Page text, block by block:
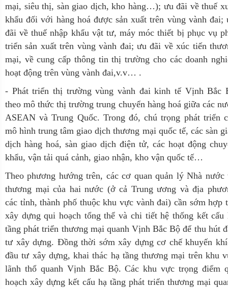
mại, siêu thị, sàn giao dịch, kho hàng…); ưu đãi về thuế
khẩu đối với hàng hoá được sản xuất trên vùng vành đai;
đãi về thuế nhập khẩu vật tư, máy móc thiết bị phục vụ
triển sản xuất trên vùng vành đai; ưu đãi về xúc tiến
mại, về cung cấp thông tin thị trường cho các doanh
hoạt động trên vùng vành đai,v.v… .
- Phát triển thị trường vùng vành đai kinh tế Vịnh Bắc
theo mô thức thị trường trung chuyển hàng hoá giữa các
ASEAN và Trung Quốc. Trong đó, chú trọng phát triển
mô hình trung tâm giao dịch thương mại quốc tế, các sàn
dịch hàng hoá, sàn giao dịch điện tử, các hoạt động
khẩu, vận tải quá cảnh, giao nhận, kho vận quốc tế…
Theo phương hướng trên, các cơ quan quản lý Nhà nước
thương mại của hai nước (ở cả Trung ương và địa
các tỉnh, thành phố thuộc khu vực vành đai) cần sớm hợp
xây dựng qui hoạch tổng thể và chi tiết hệ thống kết cấu
tầng phát triển thương mại quanh Vịnh Bắc Bộ để thu hút
tư xây dựng. Đồng thời sớm xây dựng cơ chế khuyến
đầu tư xây dựng, khai thác hạ tầng thương mại trên khu
lãnh thổ quanh Vịnh Bắc Bộ. Các khu vực trọng điểm
hoạch xây dựng kết cấu hạ tầng phát triển thương mại